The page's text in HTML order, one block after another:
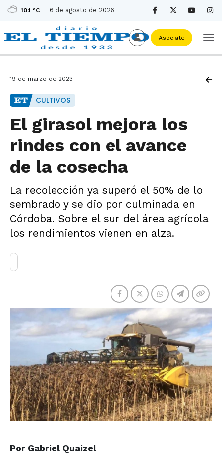
10.1 ºC 6 de agosto de 2026
Asociate
19 de marzo de 2023
CULTIVOS
El girasol mejora los
rindes con el avance
de la cosecha
La recolección ya superó el 50% de lo
sembrado y se dio por culminada en
Córdoba. Sobre el sur del área agrícola
los rendimientos vienen en alza.
Por Gabriel Quaizel